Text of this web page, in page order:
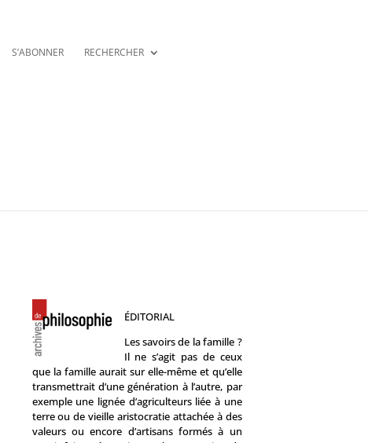
S’ABONNER RECHERCHER
ÉDITORIAL
Les savoirs de la famille ?
Il ne s’agit pas de ceux
que la famille aurait sur elle-même et qu’elle
transmettrait d’une génération à l’autre, par
exemple une lignée d’agriculteurs liée à une
terre ou de vieille aristocratie attachée à des
valeurs ou encore d’artisans formés à un